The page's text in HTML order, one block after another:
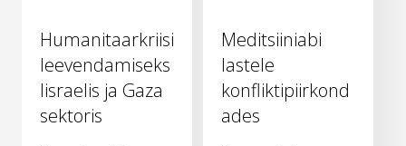
Humanitaarkriisi
leevendamiseks
Iisraelis ja Gaza
sektoris
Meditsiiniabi
lastele
konfliktipiirkond
ades